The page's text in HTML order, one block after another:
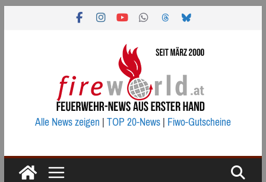
Alle News zeigen|TOP 20-News|Fiwo-Gutscheine